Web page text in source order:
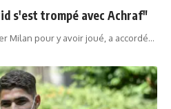
s'est trompé avec Achraf"
Milan pour y avoir joué, a accordé…